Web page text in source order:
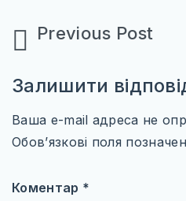
Навігація
записів
Залишити
Ваша e-mail адреса не
Обов’язкові поля
Коментар *